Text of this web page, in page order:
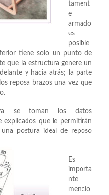
tament
e
armado
es
posible
tiene solo un punto de
que la estructura genere un
y hacia atrás; la parte
reposa brazos una vez que
se toman los datos
explicados que le permitirán
postura ideal de reposo
Es
importa
nte
mencio